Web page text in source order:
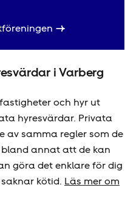
i Varberg
och hyr ut
hyresvärdar. Privata
av samma regler som de
annat att de kan
göra det enklare för dig
kötid. Läs mer om